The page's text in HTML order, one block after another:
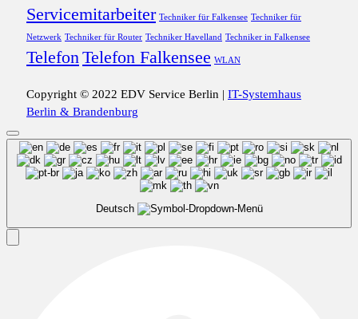
Servicemitarbeiter Techniker für Falkensee Techniker für
Netzwerk Techniker für Router Techniker Havelland Techniker in Falkensee
Telefon Telefon Falkensee WLAN
Copyright © 2022 EDV Service Berlin | IT-Systemhaus
Berlin & Brandenburg
Deutsch